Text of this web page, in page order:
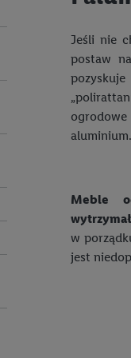
Jeśli nie
postaw
aluminium.
Meble
w
jest
następnie wykorzystać
użytkownika w
my i jeden z innych
mail użytkownika w
Użytkownik upoważnia
usługach Lidl. Utiq
tak, Utiq udostępni
numeru
wykorzystany do
szczególności
obsługiwanych przez
korzystanie z
("consenthub")lub